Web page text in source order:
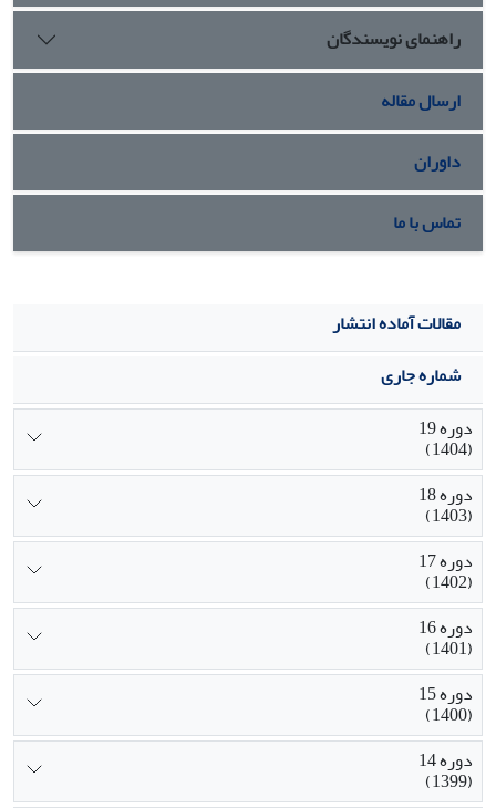
راهنمای نویسندگان
ارسال مقاله
داوران
تماس با ما
مقالات آماده انتشار
شماره جاری
دوره 19
(1404)
دوره 18
(1403)
دوره 17
(1402)
دوره 16
(1401)
دوره 15
(1400)
دوره 14
(1399)